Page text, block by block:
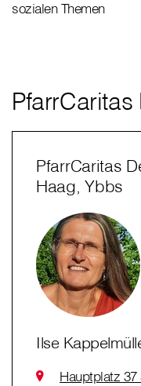
sozialen Themen
PfarrCaritas
Haag, Ybbs
Ilse
Hauptplatz 37